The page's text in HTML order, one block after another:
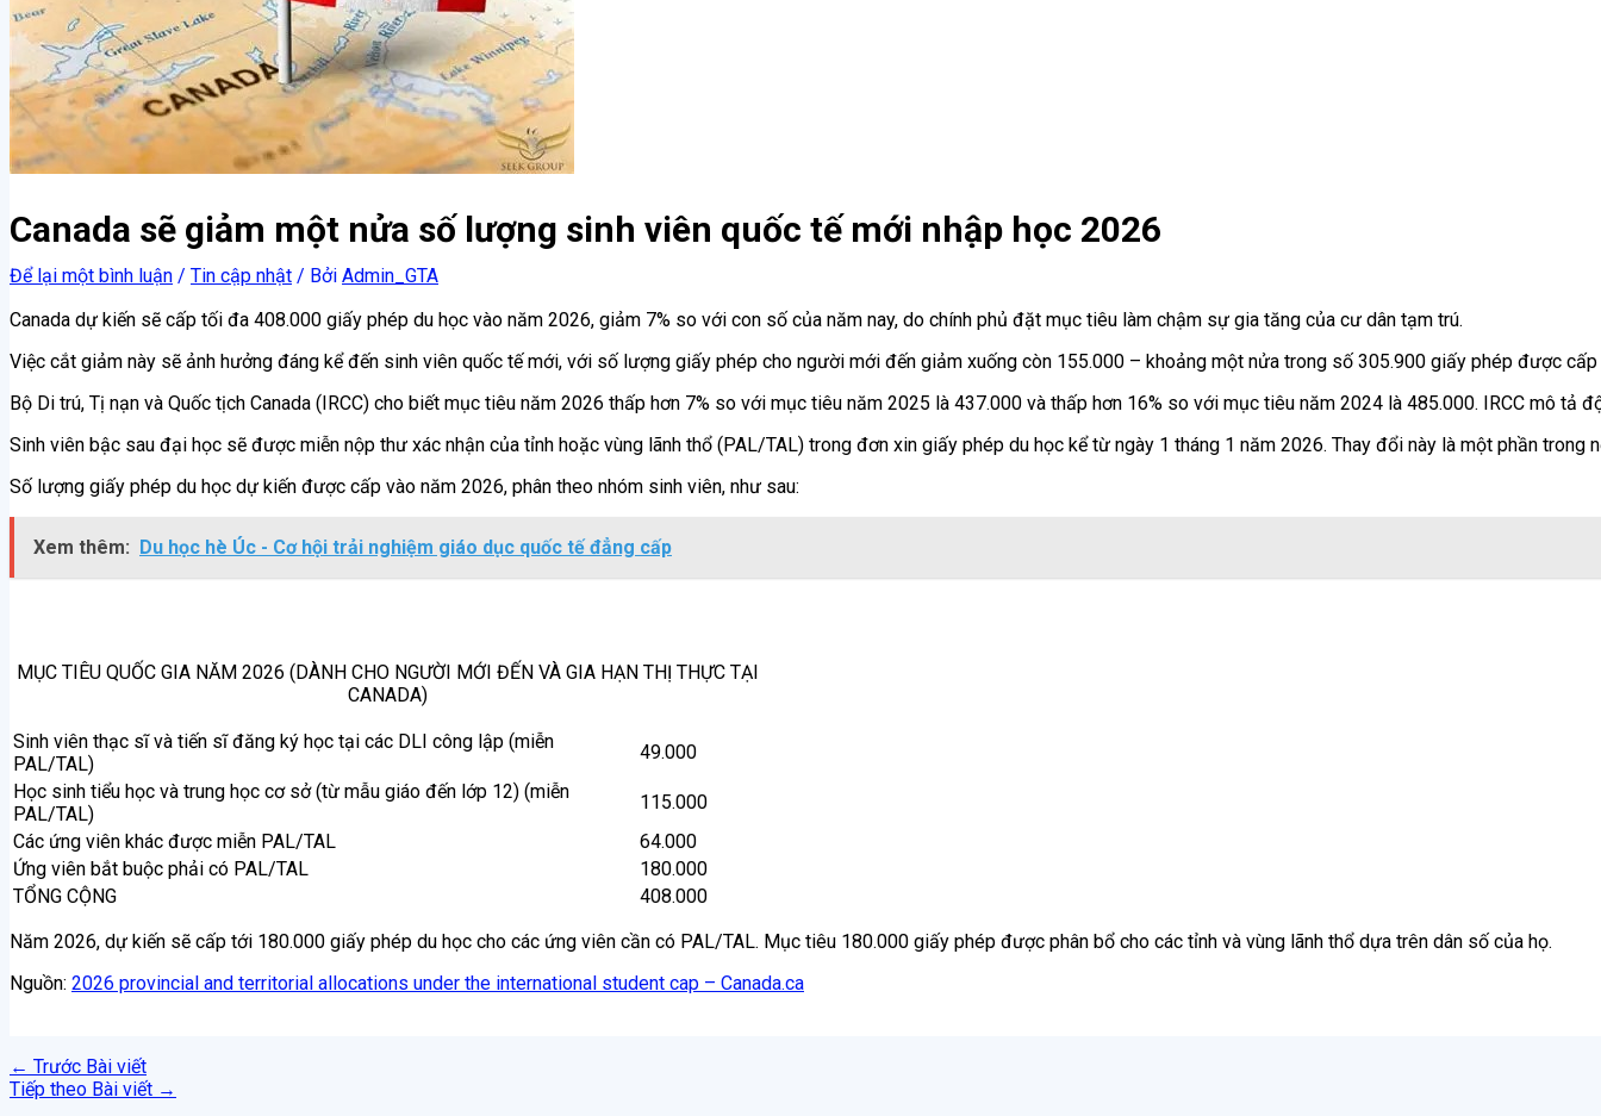
Canada sẽ giảm một nửa số lượng sinh viên quốc tế mới nhập học 2026
Để lại một bình luận / Tin cập nhật / Bởi Admin_GTA
Canada dự kiến ​​sẽ cấp tối đa 408.000 giấy phép du học vào năm 2026, giảm 7% so với con số của năm nay, do chính phủ đặt mục tiêu làm chậm sự gia tăng của cư dân tạm trú.
Việc cắt giảm này sẽ ảnh hưởng đáng kể đến sinh viên quốc tế mới, với số lượng giấy phép cho người mới đến giảm xuống còn 155.000 – khoảng một nửa trong số 305.900 giấy phép được
Bộ Di trú, Tị nạn và Quốc tịch Canada (IRCC) cho biết mục tiêu năm 2026 thấp hơn 7% so với mục tiêu năm 2025 là 437.000 và thấp hơn 16% so với mục tiêu năm 2024 là 485.000. IRCC mô
Sinh viên bậc sau đại học sẽ được miễn nộp thư xác nhận của tỉnh hoặc vùng lãnh thổ (PAL/TAL) trong đơn xin giấy phép du học kể từ ngày 1 tháng 1 năm 2026. Thay đổi này là một phần
Số lượng giấy phép du học dự kiến ​​được cấp vào năm 2026, phân theo nhóm sinh viên, như sau:
Xem thêm: Du học hè Úc - Cơ hội trải nghiệm giáo dục quốc tế đẳng cấp
MỤC TIÊU QUỐC GIA NĂM 2026 (DÀNH CHO NGƯỜI MỚI ĐẾN VÀ GIA HẠN THỊ THỰC TẠI
CANADA)
Sinh viên thạc sĩ và tiến sĩ đăng ký học tại các DLI công lập (miễn
PAL/TAL)
49.000
Học sinh tiểu học và trung học cơ sở (từ mẫu giáo đến lớp 12) (miễn
PAL/TAL)
115.000
Các ứng viên khác được miễn PAL/TAL
64.000
Ứng viên bắt buộc phải có PAL/TAL
180.000
TỔNG CỘNG
408.000
Năm 2026, dự kiến ​​sẽ cấp tới 180.000 giấy phép du học cho các ứng viên cần có PAL/TAL. Mục tiêu 180.000 giấy phép được phân bổ cho các tỉnh và vùng lãnh thổ dựa trên dân số của họ.
Nguồn: 2026 provincial and territorial allocations under the international student cap – Canada.ca
← Trước Bài viết
Tiếp theo Bài viết →